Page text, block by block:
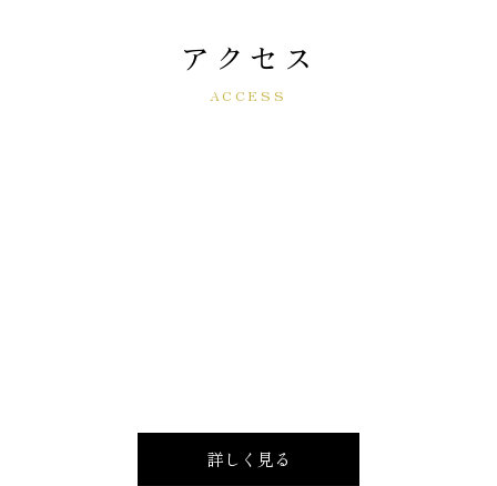
アクセス
ACCESS
詳しく見る